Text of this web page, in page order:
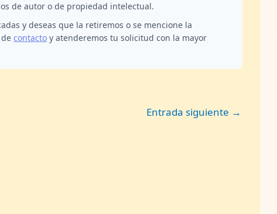
de autor o de propiedad intelectual.
y deseas que la retiremos o se mencione la
contacto y atenderemos tu solicitud con la mayor
Entrada siguiente →